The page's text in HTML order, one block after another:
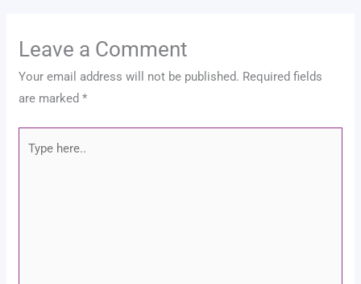
Leave a Comment
Your email address will not be published. Required fields
are marked*
Type